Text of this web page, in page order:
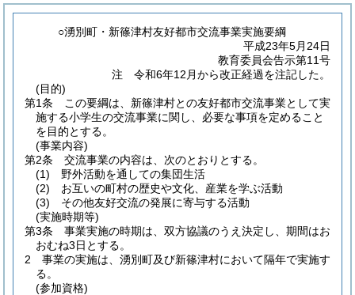
○湧別町・新篠津村友好都市交流事業実施要綱
平成23年5月24日
教育委員会告示第11号
注 令和6年12月から改正経過を注記した。
(目的)
第1条
この要綱は、新篠津村との友好都市交流事業として実
施する小学生の交流事業に関し、必要な事項を定めること
を目的とする。
(事業内容)
第2条
交流事業の内容は、次のとおりとする。
(1)
野外活動を通しての集団生活
(2)
お互いの町村の歴史や文化、産業を学ぶ活動
(3)
その他友好交流の発展に寄与する活動
(実施時期等)
第3条
事業実施の時期は、双方協議のうえ決定し、期間はお
おむね3日とする。
2
事業の実施は、湧別町及び新篠津村において隔年で実施す
る。
(参加資格)